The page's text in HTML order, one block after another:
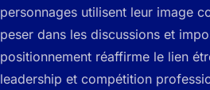
personnages utilisent leur image
peser dans les discussions et
positionnement réaffirme le lien
leadership et compétition